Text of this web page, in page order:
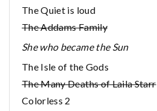
The Quiet is loud
The Addams Family
She who became the Sun
The Isle of the Gods
The Many Deaths of Laila Starr
Colorless 2